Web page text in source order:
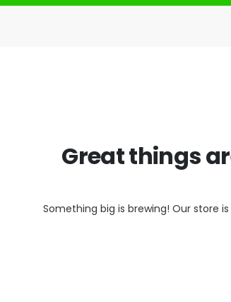
Great things
Something big is brewing! Our store